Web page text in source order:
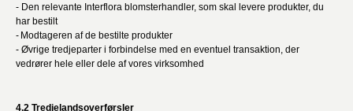
- Den relevante Interflora blomsterhandler, som skal levere produkter, du
har bestilt
- Modtageren af de bestilte produkter
- Øvrige tredjeparter i forbindelse med en eventuel transaktion, der
vedrører hele eller dele af vores virksomhed
4.2 Tredjelandsoverførsler